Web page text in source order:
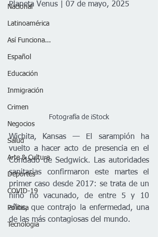
Nacional
Latinoamérica
Así Funciona...
Español
Educación
Inmigración
Crimen
Negocios
Salud
Arte & Cultura
Deportes
COVID-19
Política
Tecnología
Planeta Venus | 07 de mayo, 2025
Fotografía de iStock
Wichita, Kansas — El sarampión ha
vuelto a hacer acto de presencia en el
Condado de Sedgwick. Las autoridades
sanitarias confirmaron este martes el
primer caso desde 2017: se trata de un
niño no vacunado, de entre 5 y 10
años, que contrajo la enfermedad, una
de las más contagiosas del mundo.